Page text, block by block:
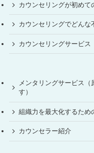
カウンセリングが初めて
カウンセリングでどんな
カウンセリングサービス
メンタリングサービス（
す）
組織力を最大化するため
カウンセラー紹介